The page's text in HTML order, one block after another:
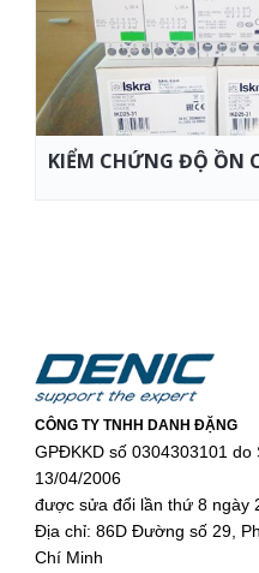
KIỂM CHỨNG ĐỘ ỒN
CÔNG TY TNHH DANH ĐẶNG
GPĐKKD số 0304303101
13/04/2006
được sửa đổi lần thứ 8 ngày
Địa chỉ: 86D Đường số 29,
Chí Minh